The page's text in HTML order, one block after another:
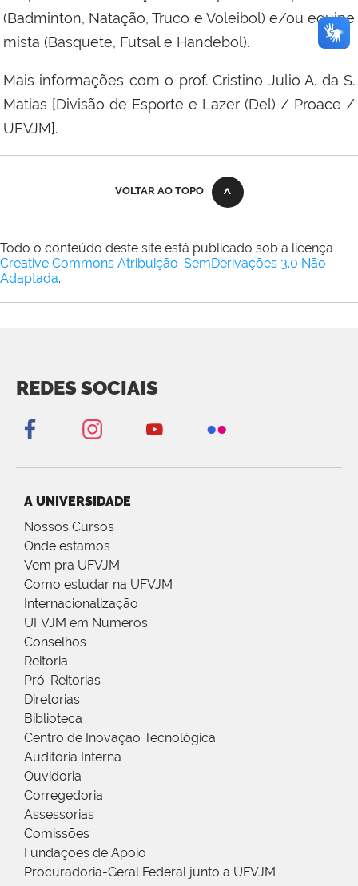
(Badminton, Natação, Truco e Voleibol) e/ou equipe
mista (Basquete, Futsal e Handebol).
Mais informações com o prof. Cristino Julio A. da S.
Matias [Divisão de Esporte e Lazer (Del) / Proace /
UFVJM].
VOLTAR AO TOPO
Todo o conteúdo deste site está publicado sob a licença
Creative Commons Atribuição-SemDerivações 3.0 Não
Adaptada.
REDES SOCIAIS
A UNIVERSIDADE
Nossos Cursos
Onde estamos
Vem pra UFVJM
Como estudar na UFVJM
Internacionalização
UFVJM em Números
Conselhos
Reitoria
Pró-Reitorias
Diretorias
Biblioteca
Centro de Inovação Tecnológica
Auditoria Interna
Ouvidoria
Corregedoria
Assessorias
Comissões
Fundações de Apoio
Procuradoria-Geral Federal junto a UFVJM